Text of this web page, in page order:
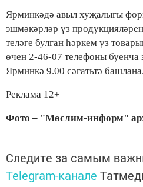
Ярминкәдә авыл хуҗалыгы
эшмәкәрләр үз
теләге булган һәркем үз
өчен 2-46-07 телефоны буенча
Ярминкә 9.00 сәгатьтә башлана.
Реклама 12+
Фото – "Мөслим-информ"
Следите за самым
Telegram-канале